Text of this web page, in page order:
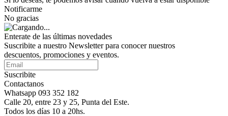
Notificarme
No gracias
Enterate de las últimas novedades
Suscribite a nuestro Newsletter para conocer nuestros
descuentos, promociones y eventos.
Suscribite
Contactanos
Whatsapp 093 352 182
Calle 20, entre 23 y 25, Punta del Este.
Todos los días 10 a 20hs.